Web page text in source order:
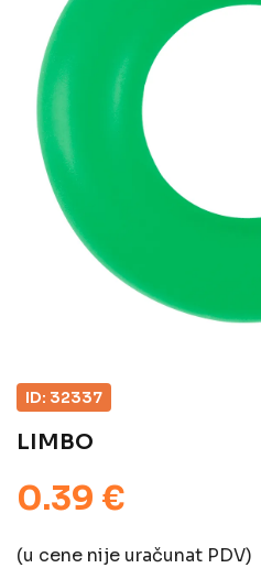
ID: 32337
LIMBO
0.39 €
(u cene nije uračunat PDV)